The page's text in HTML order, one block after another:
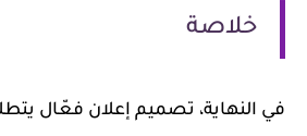
خلاصة
في النهاية، تصميم إعلان فعّال